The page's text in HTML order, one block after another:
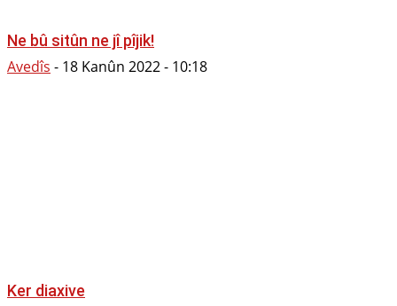
Ne bû sitûn ne jî pîjik!
Avedîs - 18 Kanûn 2022 - 10:18
Ker diaxive